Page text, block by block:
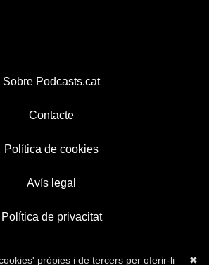
Sobre Podcasts.cat
Contacte
Política de cookies
Avís legal
Política de privacitat
✖
pròpies i de tercers per oferir-li